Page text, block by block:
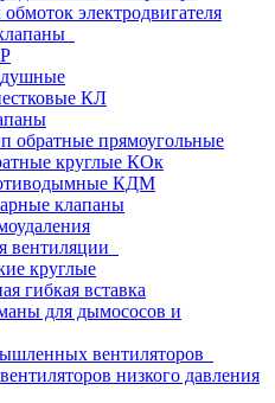
электродвигателя
КЛ
обратные прямоугольные
круглые КОк
КДМ
клапаны
вентиляции
круглые
гибкая вставка
для дымососов и
вентиляторов
низкого давления